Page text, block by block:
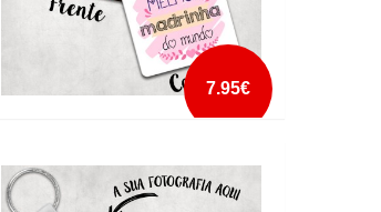
7.95€
MUNDO2